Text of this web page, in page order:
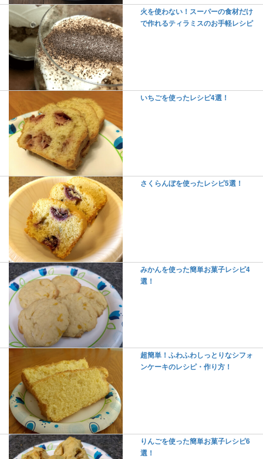
火を使わない！スーパーの食材だけ
で作れるティラミスのお手軽レシピ
いちごを使ったレシピ4選！
さくらんぼを使ったレシピ5選！
みかんを使った簡単お菓子レシピ4
選！
超簡単！ふわふわしっとりなシフォ
ンケーキのレシピ・作り方！
りんごを使った簡単お菓子レシピ6
選！